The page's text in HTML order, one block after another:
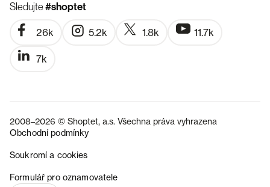
Sledujte#shoptet
26k 5.2k 1.8k 11.7k
7k
2008–2026 © Shoptet, a.s. Všechna práva vyhrazena
Obchodní podmínky
Soukromí a cookies
Formulář pro oznamovatele